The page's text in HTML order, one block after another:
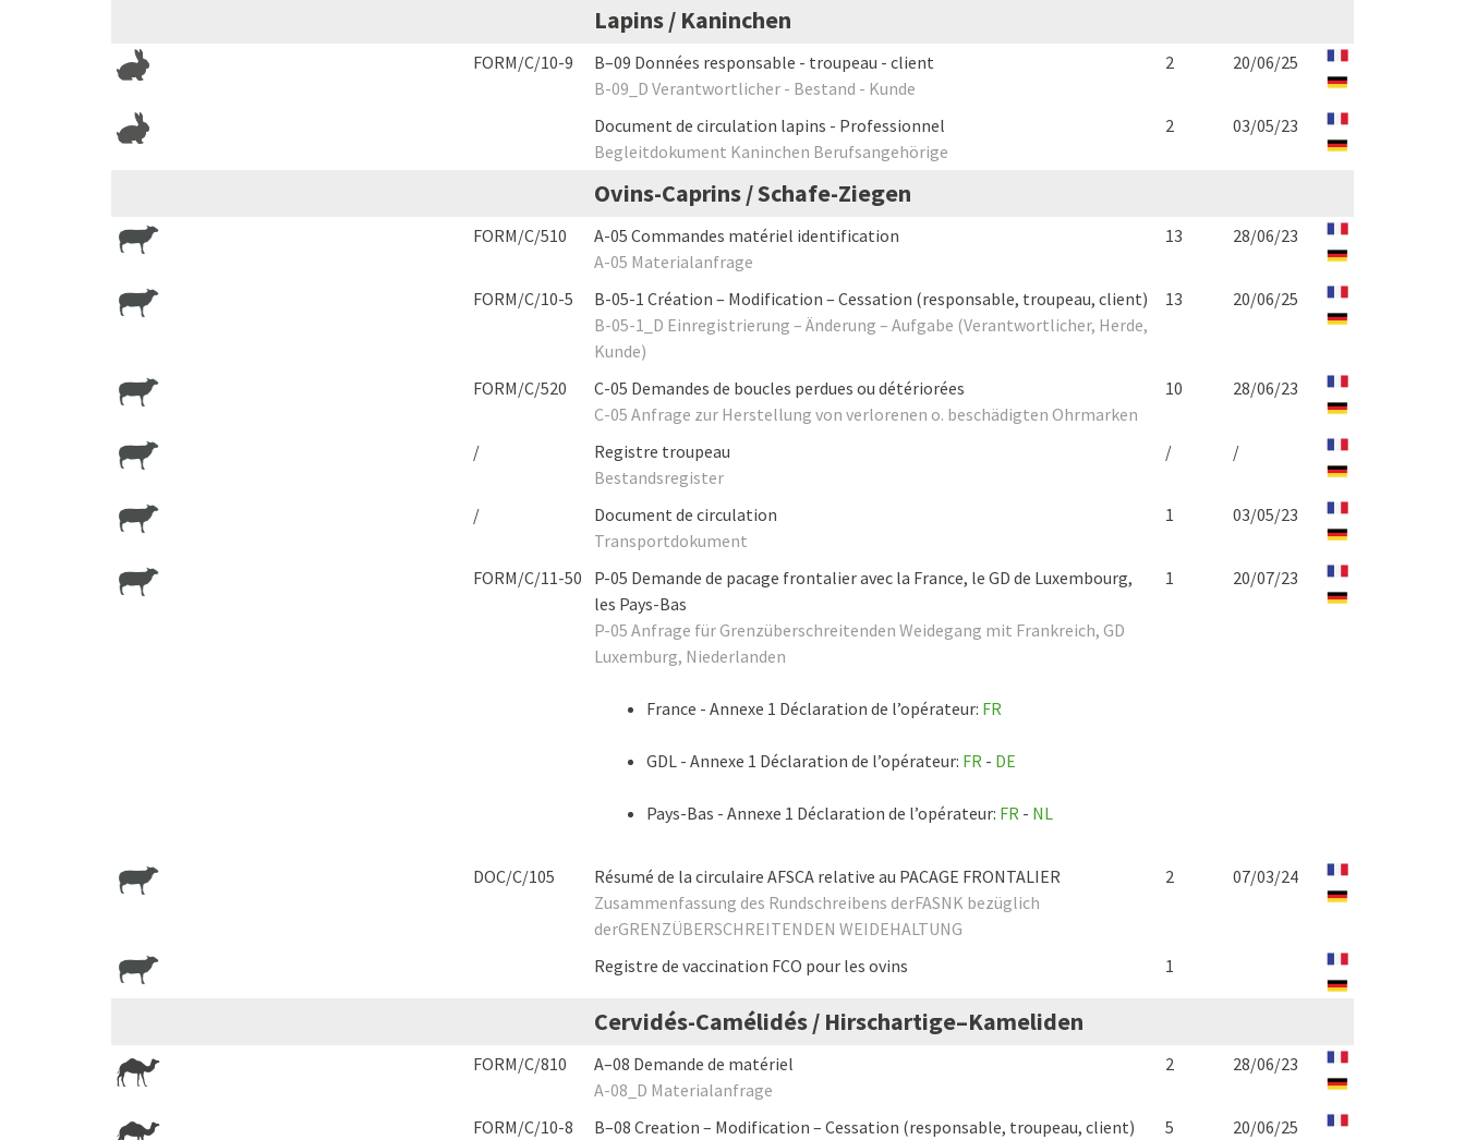
Lapins / Kaninchen
FORM/C/10-9
B–09 Données responsable - troupeau - client
B-09_D Verantwortlicher - Bestand - Kunde
2 20/06/25
Document de circulation lapins - Professionnel
Begleitdokument Kaninchen Berufsangehörige
2 03/05/23
Ovins-Caprins / Schafe-Ziegen
FORM/C/510
A-05 Commandes matériel identification
A-05 Materialanfrage
13 28/06/23
FORM/C/10-5
B-05-1 Création – Modification – Cessation (responsable, troupeau, client)
B-05-1_D Einregistrierung – Änderung – Aufgabe (Verantwortlicher, Herde,
Kunde)
13 20/06/25
FORM/C/520
C-05 Demandes de boucles perdues ou détériorées
C-05 Anfrage zur Herstellung von verlorenen o. beschädigten Ohrmarken
10 28/06/23
/
Registre troupeau
Bestandsregister
/ /
/
Document de circulation
Transportdokument
1 03/05/23
FORM/C/11-50
P-05 Demande de pacage frontalier avec la France, le GD de Luxembourg,
les Pays-Bas
P-05 Anfrage für Grenzüberschreitenden Weidegang mit Frankreich, GD
Luxemburg, Niederlanden
France - Annexe 1 Déclaration de l’opérateur: FR
GDL - Annexe 1 Déclaration de l’opérateur: FR - DE
Pays-Bas - Annexe 1 Déclaration de l’opérateur: FR - NL
1 20/07/23
DOC/C/105
Résumé de la circulaire AFSCA relative au PACAGE FRONTALIER
Zusammenfassung des Rundschreibens derFASNK bezüglich
derGRENZÜBERSCHREITENDEN WEIDEHALTUNG
2 07/03/24
Registre de vaccination FCO pour les ovins 1
Cervidés-Camélidés / Hirschartige–Kameliden
FORM/C/810
A–08 Demande de matériel
A-08_D Materialanfrage
2 28/06/23
FORM/C/10-8 B–08 Creation – Modification – Cessation (responsable, troupeau, client) 5 20/06/25